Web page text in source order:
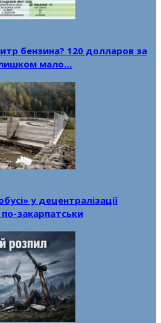
бензина? 120 долларов за
мало…
у децентралізації
закарпатськи